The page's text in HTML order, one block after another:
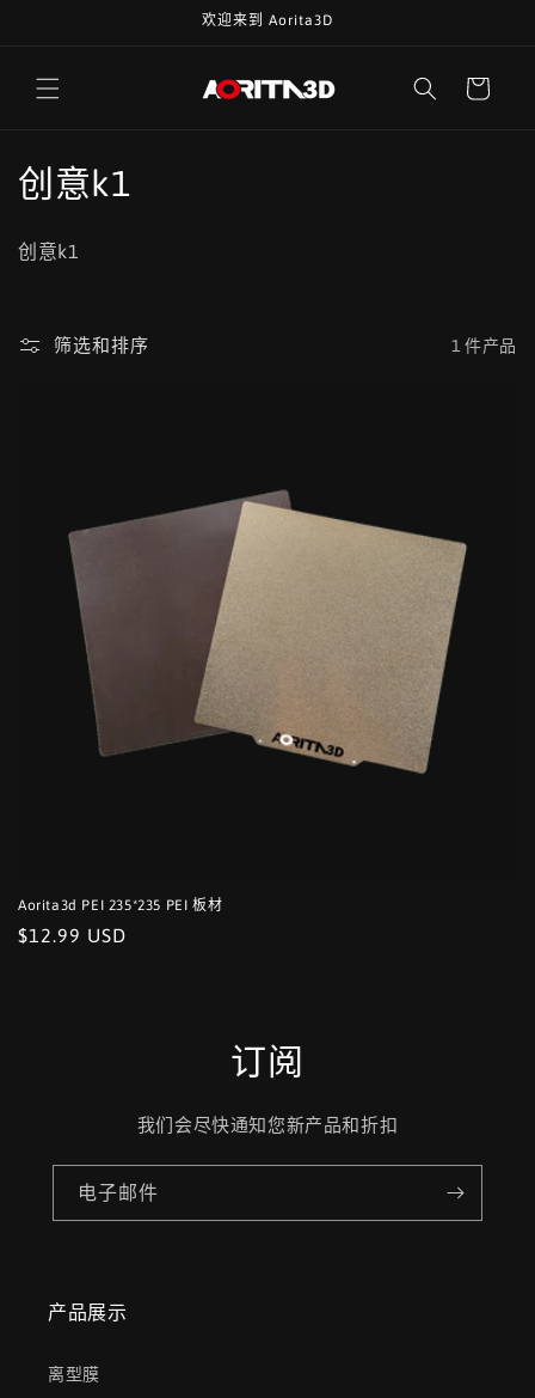
欢迎来到 Aorita3D
物
收
创意k1
创意k1
筛选和排序 1 件产品
Aorita3d PEI 235*235 PEI 板材
常
$12.99 USD
订阅
我们会尽快通知您新产品和折扣
电子邮件
产品展示
离型膜